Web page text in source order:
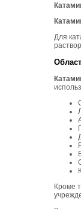
Для
Кроме